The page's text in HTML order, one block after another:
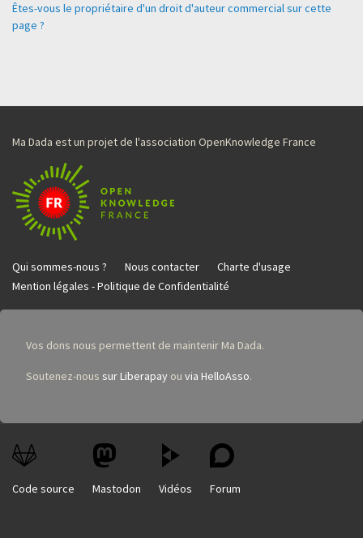
Êtes-vous le propriétaire d'un droit d'auteur commercial sur cette
page ?
Ma Dada est un projet de l'association OpenKnowledge France
Qui sommes-nous ? Nous contacter
Charte d'usage
Mention légales - Politique de Confidentialité
Vos dons nous permettent de maintenir Ma Dada.
Soutenez-nous sur Liberapay ou via HelloAsso.
Code source Mastodon Vidéos Forum